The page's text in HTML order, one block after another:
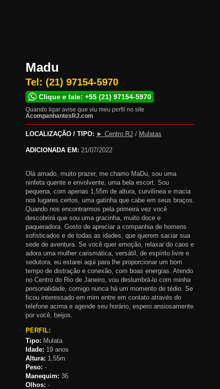
Madu
Tel: (21) 97154-5970
Clique e fale: +55 (21) 97154-5970
Quando ligar avise que viu meu perfil no site
AcompanhantesRJ.com
LOCALIZAÇÃO / TIPO: ► Centro RJ / Mulatas
ADICIONADA EM: 21/07/2022
Olá amado, muito prazer, me chamo MaDu, sou uma
ninfeta quente e envolvente, uma bela escort. Sou
pequena, com apenas 1,55m de altura, curvilínea e macia
nos lugares certos, uma gatinha que cabe em seus braços.
Quando nos encontrarmos pela primeira vez você
descobrirá que sou uma gracinha, muito doce e
paqueradora. Gosto de apreciar a companhia de homens
sofisticados e de todas as idades, que querem saciar sua
sede de aventura. Se você quer emoção, relaxar do caos e
adora uma mulher carismática, versátil, de espírito livre e
sedutora, eu estarei aqui para lhe proporcionar um bom
tempo de distração e conexão, com boas energias. Atendo
no Centro do Rio de Janeiro, vou deslumbrá-lo com minha
personalidade, comigo nunca há um momento de tédio. Se
ficou interessado em mim entre em contato através do
telefone acima e agende seu horário, espero ansiosamente
por você, beijos.
PERFIL:
Tipo: Mulata
Idade: 19 anos
Altura: 1,55m
Peso: -
Manequim: 36
Olhos: -